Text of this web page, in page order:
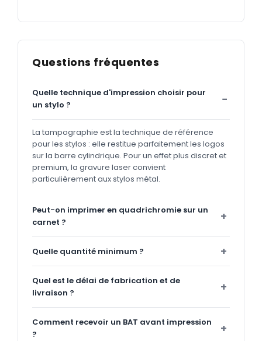
Questions fréquentes
Quelle technique d'impression choisir pour
un stylo ?
La tampographie est la technique de référence
pour les stylos : elle restitue parfaitement les logos
sur la barre cylindrique. Pour un effet plus discret et
premium, la gravure laser convient
particulièrement aux stylos métal.
Peut-on imprimer en quadrichromie sur un
carnet ?
Quelle quantité minimum ?
Quel est le délai de fabrication et de
livraison ?
Comment recevoir un BAT avant impression
?